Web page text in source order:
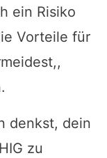
ein Risiko
Vorteile für
denkst, dein
zu